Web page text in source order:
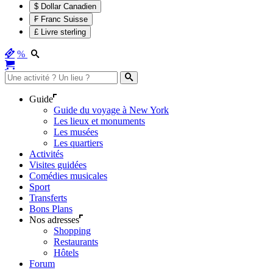
$ Dollar Canadien
₣ Franc Suisse
£ Livre sterling
%
Guide
Guide du voyage à New York
Les lieux et monuments
Les musées
Les quartiers
Activités
Visites guidées
Comédies musicales
Sport
Transferts
Bons Plans
Nos adresses
Shopping
Restaurants
Hôtels
Forum